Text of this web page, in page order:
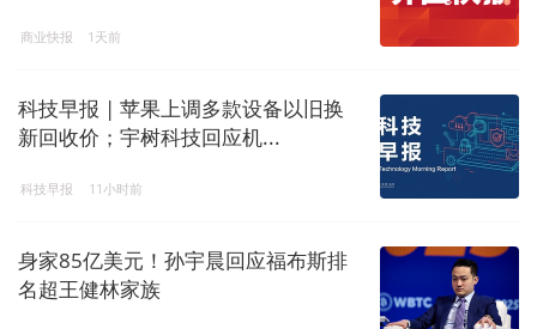
商业快报 1天前
科技早报 | 苹果上调多款设备以旧换
新回收价；宇树科技回应机...
科技早报 11小时前
身家85亿美元！孙宇晨回应福布斯排
名超王健林家族